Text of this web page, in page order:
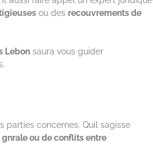
ou des recouvrements de
Lebon saura vous guider
parties concernes. Quil sagisse
ou de conflits entre